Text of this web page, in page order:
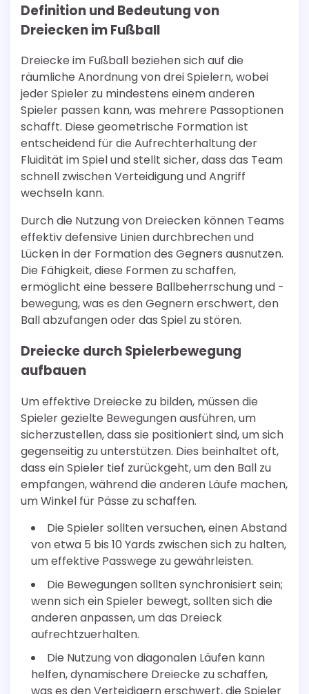
Definition und Bedeutung von
Dreiecken im Fußball
Dreiecke im Fußball beziehen sich auf die
räumliche Anordnung von drei Spielern, wobei
jeder Spieler zu mindestens einem anderen
Spieler passen kann, was mehrere Passoptionen
schafft. Diese geometrische Formation ist
entscheidend für die Aufrechterhaltung der
Fluidität im Spiel und stellt sicher, dass das Team
schnell zwischen Verteidigung und Angriff
wechseln kann.
Durch die Nutzung von Dreiecken können Teams
effektiv defensive Linien durchbrechen und
Lücken in der Formation des Gegners ausnutzen.
Die Fähigkeit, diese Formen zu schaffen,
ermöglicht eine bessere Ballbeherrschung und -
bewegung, was es den Gegnern erschwert, den
Ball abzufangen oder das Spiel zu stören.
Dreiecke durch Spielerbewegung
aufbauen
Um effektive Dreiecke zu bilden, müssen die
Spieler gezielte Bewegungen ausführen, um
sicherzustellen, dass sie positioniert sind, um sich
gegenseitig zu unterstützen. Dies beinhaltet oft,
dass ein Spieler tief zurückgeht, um den Ball zu
empfangen, während die anderen Läufe machen,
um Winkel für Pässe zu schaffen.
Die Spieler sollten versuchen, einen Abstand
von etwa 5 bis 10 Yards zwischen sich zu halten,
um effektive Passwege zu gewährleisten.
Die Bewegungen sollten synchronisiert sein;
wenn sich ein Spieler bewegt, sollten sich die
anderen anpassen, um das Dreieck
aufrechtzuerhalten.
Die Nutzung von diagonalen Läufen kann
helfen, dynamischere Dreiecke zu schaffen,